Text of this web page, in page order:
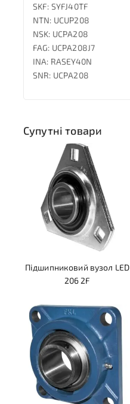
SKF: SYFJ40TF
NTN: UCUP208
NSK: UCPA208
FAG: UCPA208J7
INA: RASEY40N
SNR: UCPA208
Супутні товари
Підшипниковий вузол LED
206 2F